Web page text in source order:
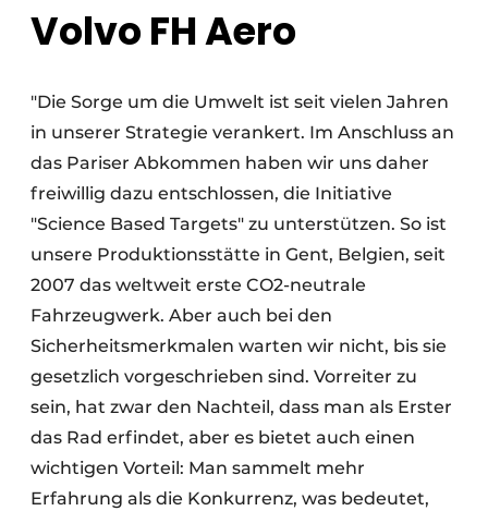
Volvo FH Aero
"Die Sorge um die Umwelt ist seit vielen Jahren
in unserer Strategie verankert. Im Anschluss an
das Pariser Abkommen haben wir uns daher
freiwillig dazu entschlossen, die Initiative
"Science Based Targets" zu unterstützen. So ist
unsere Produktionsstätte in Gent, Belgien, seit
2007 das weltweit erste CO2-neutrale
Fahrzeugwerk. Aber auch bei den
Sicherheitsmerkmalen warten wir nicht, bis sie
gesetzlich vorgeschrieben sind. Vorreiter zu
sein, hat zwar den Nachteil, dass man als Erster
das Rad erfindet, aber es bietet auch einen
wichtigen Vorteil: Man sammelt mehr
Erfahrung als die Konkurrenz, was bedeutet,